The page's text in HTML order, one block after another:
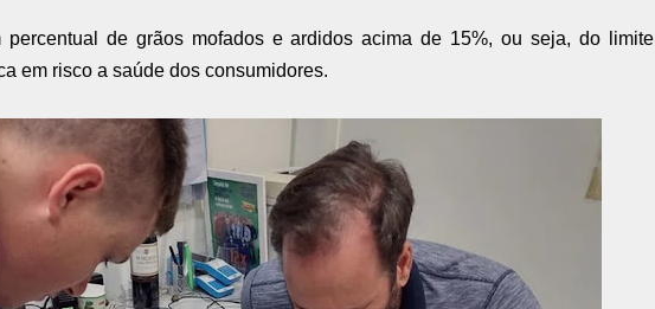
percentual de grãos mofados e ardidos acima de 15%, ou seja, do limite
em risco a saúde dos consumidores.